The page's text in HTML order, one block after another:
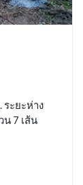
ระยะห่าง
น 7 เส้น